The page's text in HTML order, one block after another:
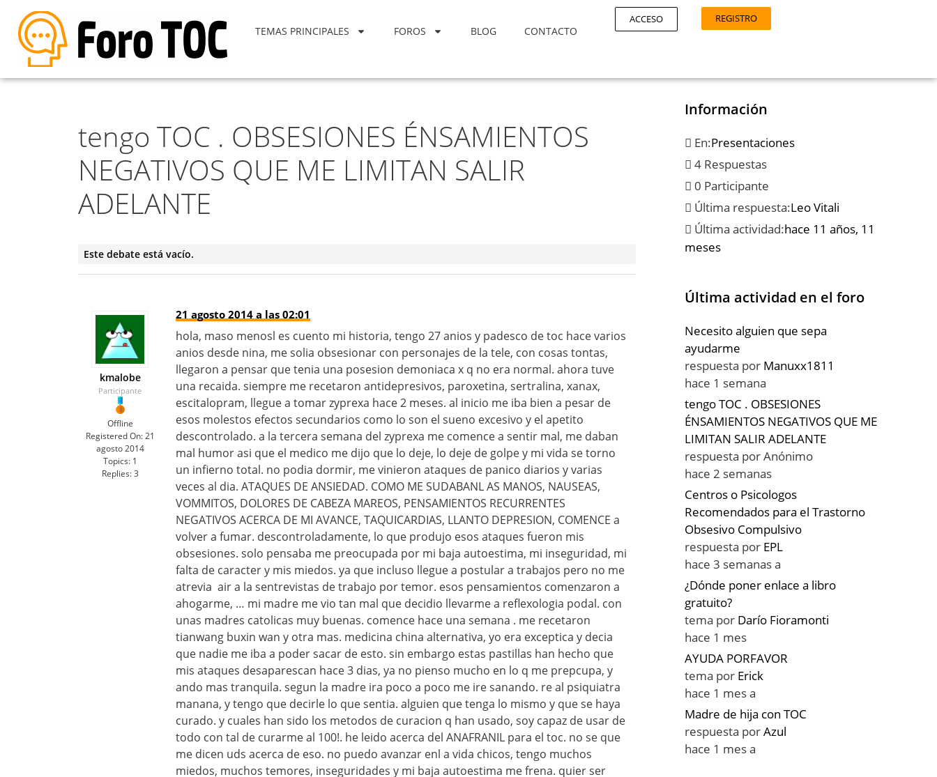
TEMAS PRINCIPALES FOROS BLOG CONTACTO
ACCESO REGISTRO
tengo TOC . OBSESIONES ÉNSAMIENTOS
NEGATIVOS QUE ME LIMITAN SALIR
ADELANTE
Este debate está vacío.
kmalobe
Participante
Offline
Registered On: 21
agosto 2014
Topics: 1
Replies: 3
21 agosto 2014 a las 02:01
hola, maso menosl es cuento mi historia, tengo 27 anios y padesco de toc hace varios
anios desde nina, me solia obsesionar con personajes de la tele, con cosas tontas,
llegaron a pensar que tenia una posesion demoniaca x q no era normal. ahora tuve
una recaida. siempre me recetaron antidepresivos, paroxetina, sertralina, xanax,
escitalopram, llegue a tomar zyprexa hace 2 meses. al inicio me iba bien a pesar de
esos molestos efectos secundarios como lo son el sueno excesivo y el apetito
descontrolado. a la tercera semana del zyprexa me comence a sentir mal, me daban
mal humor asi que el medico me dijo que lo deje, lo deje de golpe y mi vida se torno
un infierno total. no podia dormir, me vinieron ataques de panico diarios y varias
veces al dia. ATAQUES DE ANSIEDAD. COMO ME SUDABANL AS MANOS, NAUSEAS,
VOMMITOS, DOLORES DE CABEZA MAREOS, PENSAMIENTOS RECURRENTES
NEGATIVOS ACERCA DE MI AVANCE, TAQUICARDIAS, LLANTO DEPRESION, COMENCE a
volver a fumar. descontroladamente, lo que produjo esos ataques fueron mis
obsesiones. solo pensaba me preocupada por mi baja autoestima, mi inseguridad, mi
falta de caracter y mis miedos. ya que incluso llegue a postular a trabajos pero no me
atrevia air a la sentrevistas de trabajo por temor. esos pensamientos comenzaron a
ahogarme, … mi madre me vio tan mal que decidio llevarme a reflexologia podal. con
unas madres catolicas muy buenas. comence hace una semana . me recetaron
tianwang buxin wan y otra mas. medicina china alternativa, yo era exceptica y decia
que nadie me iba a poder sacar de esto. sin embargo estas pastillas han hecho que
mis ataques desaparescan hace 3 dias, ya no pienso mucho en lo q me prepcupa, y
ando mas tranquila. segun la madre ira poco a poco me ire sanando. re al psiquiatra
manana, y tengo que decirle lo que sentia. alguien que tenga lo mismo y que se haya
curado. y cuales han sido los metodos de curacion q han usado, soy capaz de usar de
todo con tal de curarme al 100!. he leido acerca del ANAFRANIL para el toc. no se que
me dicen uds acerca de eso. no puedo avanzar enl a vida chicos, tengo muchos
miedos, muchos temores, inseguridades y mi baja autoestima me frena. quier ser
Información
En:Presentaciones
4 Respuestas
0 Participante
Última respuesta:Leo Vitali
Última actividad:hace 11 años, 11
meses
Última actividad en el foro
Necesito alguien que sepa
ayudarme
respuesta por Manuxx1811
hace 1 semana
tengo TOC . OBSESIONES
ÉNSAMIENTOS NEGATIVOS QUE ME
LIMITAN SALIR ADELANTE
respuesta porAnónimo
hace 2 semanas
Centros o Psicologos
Recomendados para el Trastorno
Obsesivo Compulsivo
respuesta por EPL
hace 3 semanas a
¿Dónde poner enlace a libro
gratuito?
tema por Darío Fioramonti
hace 1 mes
AYUDA PORFAVOR
tema por Erick
hace 1 mes a
Madre de hija con TOC
respuesta porAzul
hace 1 mes a